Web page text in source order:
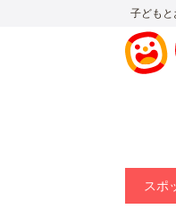
子どもと
スポ